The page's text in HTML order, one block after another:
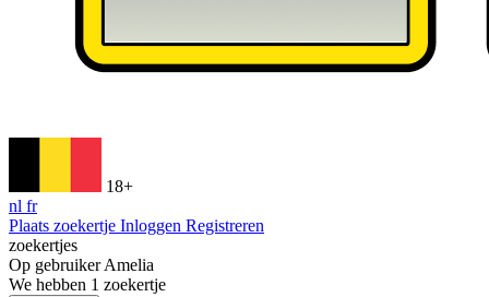
18+
nl fr
Plaats zoekertje Inloggen Registreren
zoekertjes
Op gebruikerAmelia
We hebben 1 zoekertje